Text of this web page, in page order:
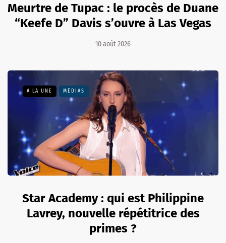
Meurtre de Tupac : le procès de Duane
“Keefe D” Davis s’ouvre à Las Vegas
10 août 2026
A LA UNE MÉDIAS
Star Academy : qui est Philippine
Lavrey, nouvelle répétitrice des
primes ?